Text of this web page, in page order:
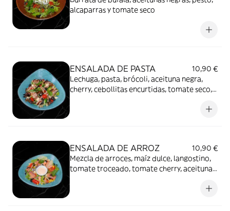
alcaparras y tomate seco
ENSALADA DE PASTA
10,90 €
Lechuga, pasta, brócoli, aceituna negra,
cherry, cebollitas encurtidas, tomate seco,
ENSALADA DE ARROZ
10,90 €
Mezcla de arroces, maíz dulce, langostino,
tomate troceado, tomate cherry, aceitunas
manzana grany, dados de queso y hojas de